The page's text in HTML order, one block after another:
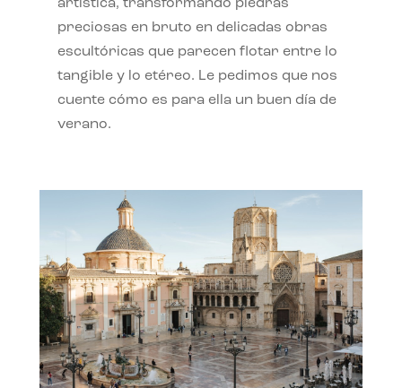
artística, transformando piedras
preciosas en bruto en delicadas obras
escultóricas que parecen flotar entre lo
tangible y lo etéreo. Le pedimos que nos
cuente cómo es para ella un buen día de
verano.